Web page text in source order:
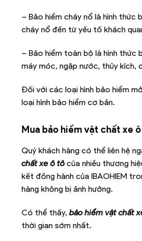
– Bảo hiểm cháy nổ là hình
cháy nổ đến từ yếu tố khách
– Bảo hiểm toàn bộ là hình thức
máy móc, ngập nước, thủy kích,
Đối với các loại hình bảo hiểm
loại hình bảo hiểm cơ bản.
Mua bảo hiểm vật chất xe
Quý khách hàng có thể liên hệ
chất xe ô tô của nhiều thương
kết đồng hành của IBAOHIEM
hàng không bị ảnh hưởng.
Có thể thấy, bảo hiểm vật chất
thời gian sớm nhất.